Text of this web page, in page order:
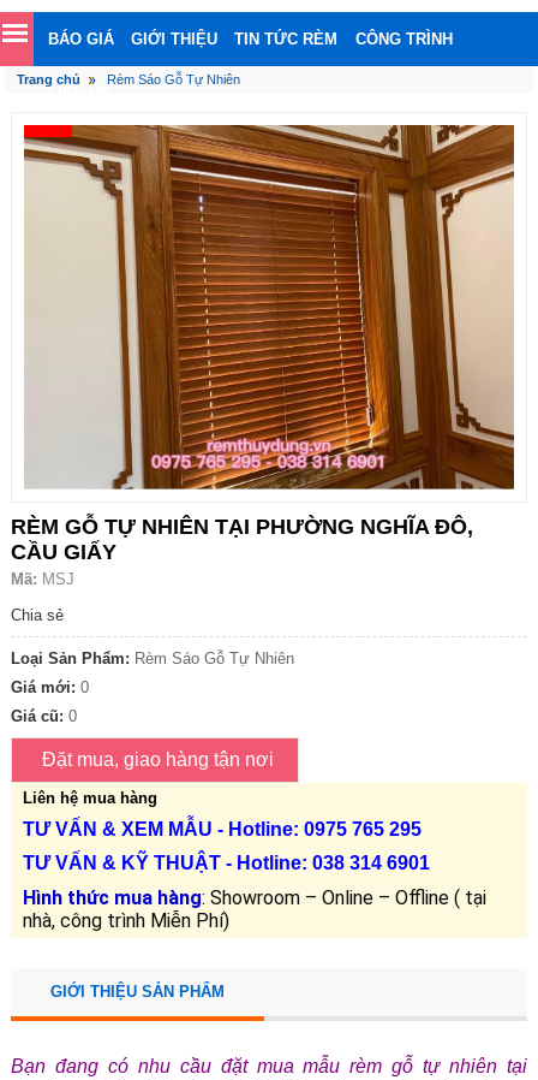
BÁO GIÁ GIỚI THIỆU TIN TỨC RÈM CÔNG TRÌNH
Trang chủ Rèm Sáo Gỗ Tự Nhiên
RÈM GỖ TỰ NHIÊN TẠI PHƯỜNG NGHĨA ĐÔ,
CẦU GIẤY
Mã: MSJ
Chia sẻ
Loại Sản Phẩm: Rèm Sáo Gỗ Tự Nhiên
Giá mới: 0
Giá cũ: 0
Liên hệ mua hàng
TƯ VẤN & XEM MẪU - Hotline: 0975 765 295
TƯ VẤN & KỸ THUẬT- Hotline: 038 314 6901
Hình thức mua hàng: Showroom – Online – Offline ( tại
nhà, công trình Miễn Phí)
GIỚI THIỆU SẢN PHẨM
Bạn đang có nhu cầu đặt mua mẫu rèm gỗ tự nhiên tại